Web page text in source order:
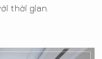
thời gian.